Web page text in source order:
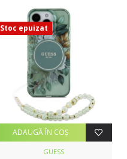
Stoc epuizat
GUESS
ADAUGĂ ÎN COŞ